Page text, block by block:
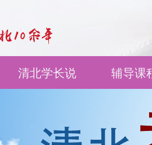
清北学长说 辅导课